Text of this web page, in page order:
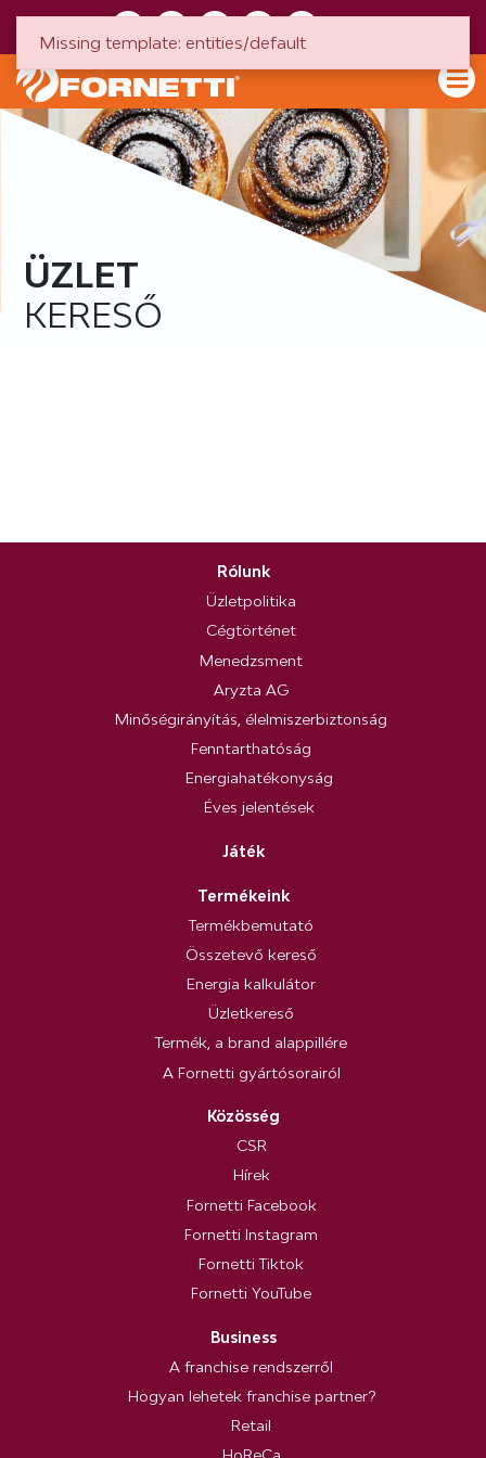
ÜZLET
KERESŐ
Rólunk
Üzletpolitika
Cégtörténet
Menedzsment
Aryzta AG
Minőségirányítás, élelmiszerbiztonság
Fenntarthatóság
Energiahatékonyság
Éves jelentések
Játék
Termékeink
Termékbemutató
Összetevő kereső
Energia kalkulátor
Üzletkereső
Termék, a brand alappillére
A Fornetti gyártósorairól
Közösség
CSR
Hírek
Fornetti Facebook
Fornetti Instagram
Fornetti Tiktok
Fornetti YouTube
Business
A franchise rendszerről
Hogyan lehetek franchise partner?
Retail
Missing template: entities/default